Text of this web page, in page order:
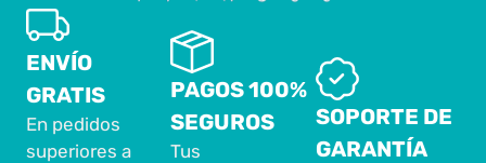
ENVÍO
GRATIS
En pedidos
superiores a
PAGOS 100%
SEGUROS
Tus
SOPORTE DE
GARANTÍA